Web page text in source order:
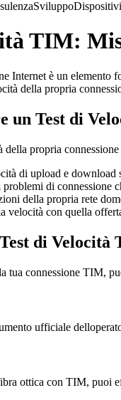
SviluppoDispositivi
TIM:
Internet è un
della propria
un Test di
della propria
di upload e download
di connessione
della propria rete
velocità con quella
di Velocità
tua connessione TIM,
ufficiale
ottica con TIM, puoi